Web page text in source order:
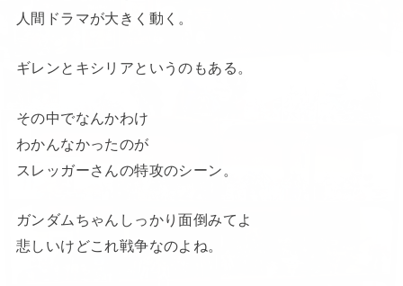
人間ドラマが大きく動く。
ギレンとキシリアというのもある。
その中でなんかわけ
わかんなかったのが
スレッガーさんの特攻のシーン。
ガンダムちゃんしっかり面倒みてよ
悲しいけどこれ戦争なのよね。